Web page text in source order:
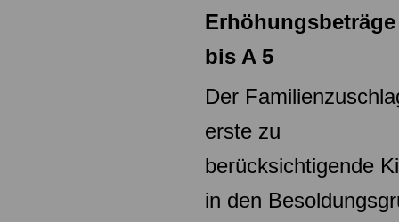
bis A 5
Der
erste zu
berücksichtigende
in den